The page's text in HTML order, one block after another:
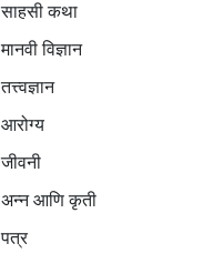
साहसी कथा
मानवी विज्ञान
तत्त्वज्ञान
आरोग्य
जीवनी
अन्न आणि कृती
पत्र